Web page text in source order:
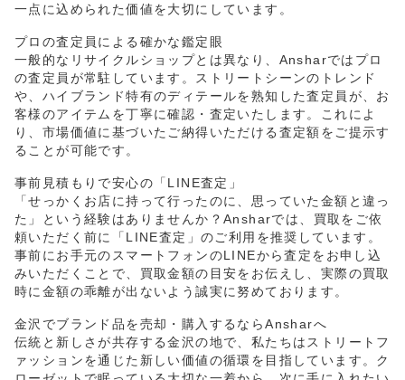
一点に込められた価値を大切にしています。
プロの査定員による確かな鑑定眼
一般的なリサイクルショップとは異なり、Ansharではプロ
の査定員が常駐しています。ストリートシーンのトレンド
や、ハイブランド特有のディテールを熟知した査定員が、お
客様のアイテムを丁寧に確認・査定いたします。これによ
り、市場価値に基づいたご納得いただける査定額をご提示す
ることが可能です。
事前見積もりで安心の「LINE査定」
「せっかくお店に持って行ったのに、思っていた金額と違っ
た」という経験はありませんか？Ansharでは、買取をご依
頼いただく前に「LINE査定」のご利用を推奨しています。
事前にお手元のスマートフォンのLINEから査定をお申し込
みいただくことで、買取金額の目安をお伝えし、実際の買取
時に金額の乖離が出ないよう誠実に努めております。
金沢でブランド品を売却・購入するならAnsharへ
伝統と新しさが共存する金沢の地で、私たちはストリートフ
ァッションを通じた新しい価値の循環を目指しています。ク